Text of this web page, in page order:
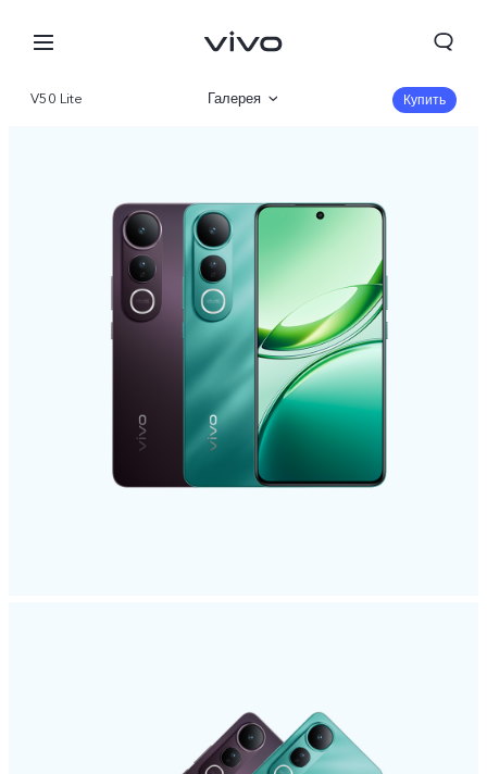
V50 Lite Галерея
Характеристики
Купить